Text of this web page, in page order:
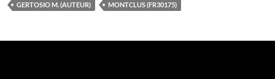
GERTOSIO M. (AUTEUR)
MONTCLUS (FR30175)